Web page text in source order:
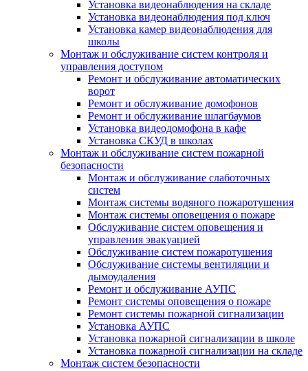
Установка видеонаблюдения на складе
Установка видеонаблюдения под ключ
Установка камер видеонаблюдения для
школы
Монтаж и обслуживание систем контроля и
управления доступом
Ремонт и обслуживание автоматических
ворот
Ремонт и обслуживание домофонов
Ремонт и обслуживание шлагбаумов
Установка видеодомофона в кафе
Установка СКУД в школах
Монтаж и обслуживание систем пожарной
безопасности
Монтаж и обслуживание слаботочных
систем
Монтаж системы водяного пожаротушения
Монтаж системы оповещения о пожаре
Обслуживание систем оповещения и
управления эвакуацией
Обслуживание систем пожаротушения
Обслуживание системы вентиляции и
дымоудаления
Ремонт и обслуживание АУПС
Ремонт системы оповещения о пожаре
Ремонт системы пожарной сигнализации
Установка АУПС
Установка пожарной сигнализации в школе
Установка пожарной сигнализации на складе
Монтаж систем безопасности